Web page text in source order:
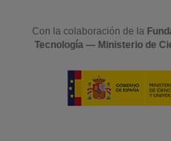
Con la colaboración de la
Tecnología — Ministerio de